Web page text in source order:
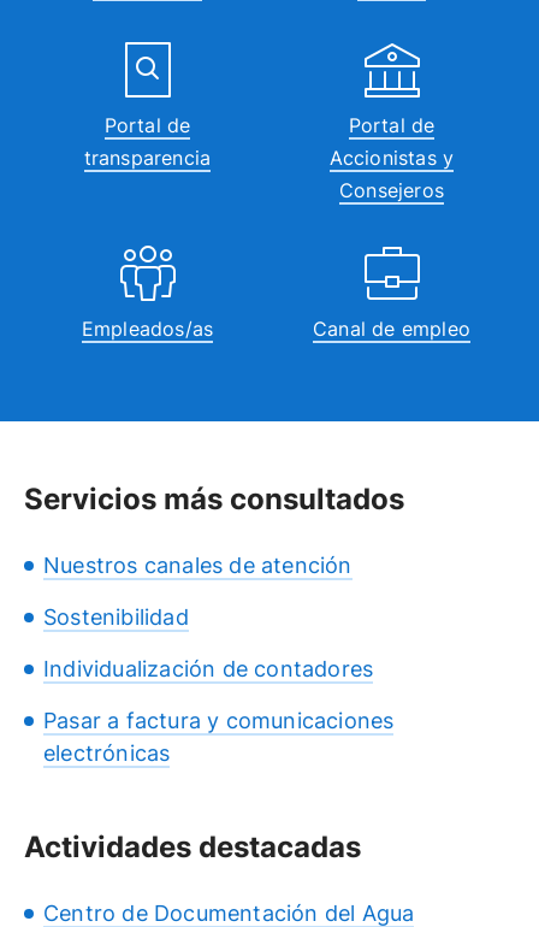
Portal de
transparencia
Portal de
Accionistas y
Consejeros
Empleados/as Canal de empleo
Servicios más consultados
Nuestros canales de atención
Sostenibilidad
Individualización de contadores
Pasar a factura y comunicaciones
electrónicas
Actividades destacadas
Centro de Documentación del Agua